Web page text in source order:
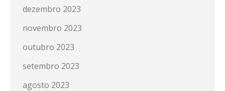
dezembro 2023
novembro 2023
outubro 2023
setembro 2023
agosto 2023